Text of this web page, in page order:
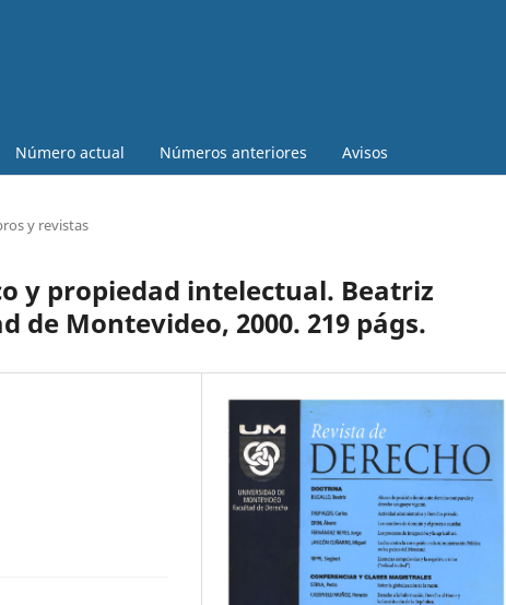
Número actual Números anteriores Avisos
y revistas
y propiedad intelectual. Beatriz
Montevideo, 2000. 219 págs.